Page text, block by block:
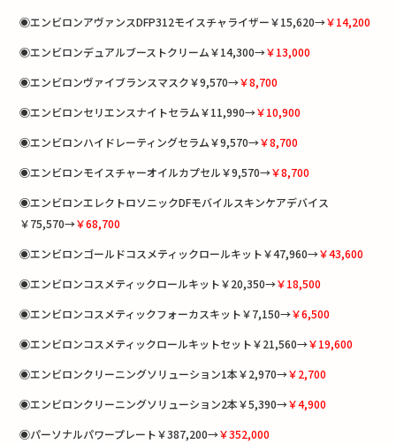
◉エンビロンアヴァンスDFP312モイスチャライザー￥15,620→￥14,200
◉エンビロンデュアルブーストクリーム￥14,300→￥13,000
◉エンビロンヴァイブランスマスク￥9,570→￥8,700
◉エンビロンセリエンスナイトセラム￥11,990→￥10,900
◉エンビロンハイドレーティングセラム￥9,570→￥8,700
◉エンビロンモイスチャーオイルカプセル￥9,570→￥8,700
◉エンビロンエレクトロソニックDFモバイルスキンケアデバイス
￥75,570→￥68,700
◉エンビロンゴールドコスメティックロールキット￥47,960→￥43,600
◉エンビロンコスメティックロールキット￥20,350→￥18,500
◉エンビロンコスメティックフォーカスキット￥7,150→￥6,500
◉エンビロンコスメティックロールキットセット￥21,560→￥19,600
◉エンビロンクリーニングソリューション1本￥2,970→￥2,700
◉エンビロンクリーニングソリューション2本￥5,390→￥4,900
◉パーソナルパワープレート￥387,200→￥352,000